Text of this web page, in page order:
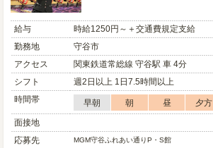
給与
時給1250円～＋交通費規定支給
勤務地
守谷市
アクセス
関東鉄道常総線 守谷駅 車 4分
シフト
週2日以上 1日7.5時間以上
時間帯
早朝 朝 昼 夕方
面接地
応募先
MGM守谷ふれあい通りP・S館